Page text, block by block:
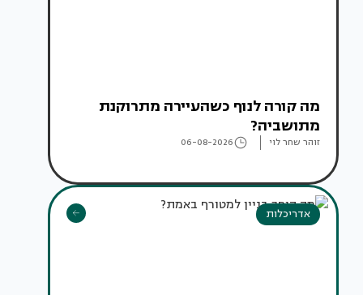
מה קורה לנוף כשהעיירה מתרוקנת
מתושביה?
זוהר שחר לוי 06-08-2026
אדריכלות